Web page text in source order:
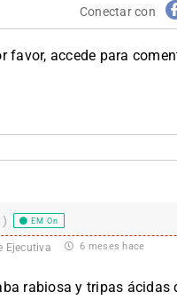
Conectar con
favor, accede para
EM On
Ejecutiva 6 meses hace
rabiosa y tripas ácidas